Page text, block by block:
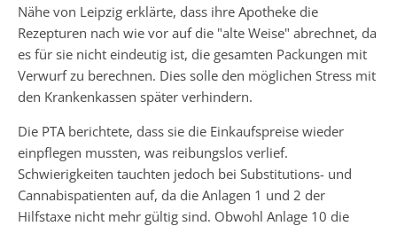
Nähe von Leipzig erklärte, dass ihre Apotheke die
Rezepturen nach wie vor auf die "alte Weise" abrechnet, da
es für sie nicht eindeutig ist, die gesamten Packungen mit
Verwurf zu berechnen. Dies solle den möglichen Stress mit
den Krankenkassen später verhindern.
Die PTA berichtete, dass sie die Einkaufspreise wieder
einpflegen mussten, was reibungslos verlief.
Schwierigkeiten tauchten jedoch bei Substitutions- und
Cannabispatienten auf, da die Anlagen 1 und 2 der
Hilfstaxe nicht mehr gültig sind. Obwohl Anlage 10 die